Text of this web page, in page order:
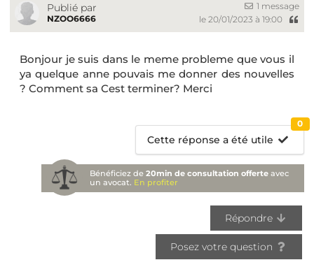
Publié par
NZOO6666
1 message
le 20/01/2023 à 19:00
Bonjour je suis dans le meme probleme que vous il
ya quelque anne pouvais me donner des nouvelles
? Comment sa Cest terminer? Merci
Cette réponse a été utile
0
Bénéficiez de20min de consultation offerte avec
un avocat. En profiter
Répondre
Posez votre question